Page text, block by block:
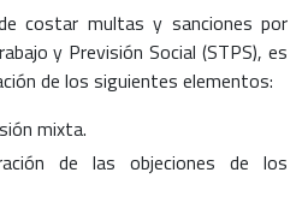
costar multas y sanciones por
y Previsión Social (STPS), es
de los siguientes elementos:
mixta.
de las objeciones de los